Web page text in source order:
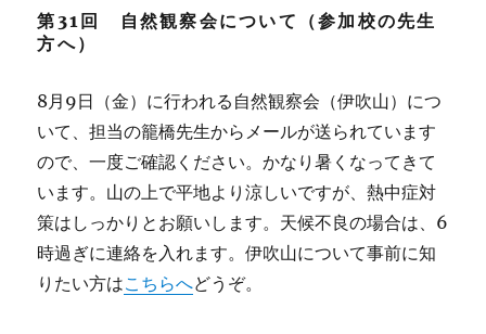
第31回 自然観察会について（参加校の先生
方へ）
8月9日（金）に行われる自然観察会（伊吹山）につ
いて、担当の籠橋先生からメールが送られています
ので、一度ご確認ください。かなり暑くなってきて
います。山の上で平地より涼しいですが、熱中症対
策はしっかりとお願いします。天候不良の場合は、6
時過ぎに連絡を入れます。伊吹山について事前に知
りたい方はこちらへどうぞ。